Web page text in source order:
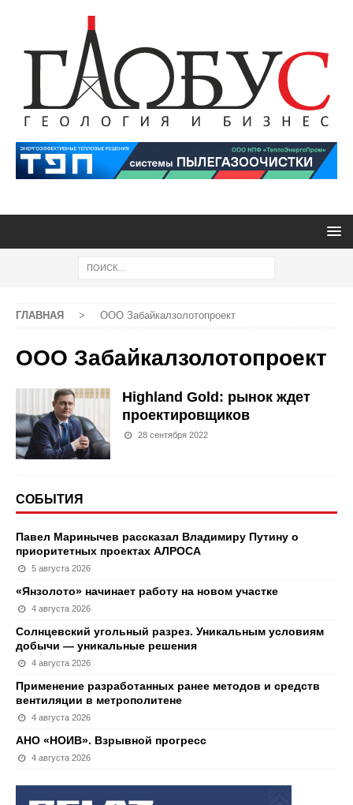
ГЛАВНАЯ > ООО Забайкалзолотопроект
ООО Забайкалзолотопроект
Highland Gold: рынок ждет
проектировщиков
28 сентября 2022
СОБЫТИЯ
Павел Маринычев рассказал Владимиру Путину о
приоритетных проектах АЛРОСА
5 августа 2026
«Янзолото» начинает работу на новом участке
4 августа 2026
Солнцевский угольный разрез. Уникальным условиям
добычи — уникальные решения
4 августа 2026
Применение разработанных ранее методов и средств
вентиляции в метрополитене
4 августа 2026
АНО «НОИВ». Взрывной прогресс
4 августа 2026